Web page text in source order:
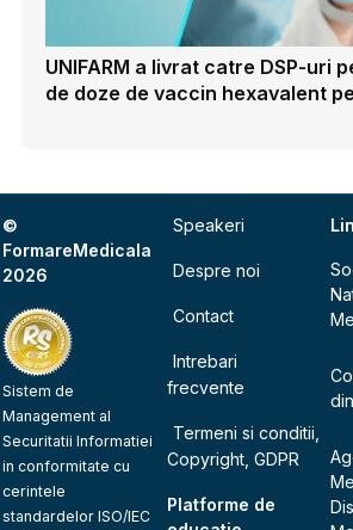
UNIFARM a livrat catre DSP-uri
de doze de vaccin hexavalent
©
FormareMedicala
2026
Sistem de
Management al
Securitatii Informatiei
in conformitate cu
cerintele
standardelor ISO/IEC
Speakeri
Despre noi
Contact
Intrebari
frecvente
Termeni si conditii,
Copyright, GDPR
Platforme de